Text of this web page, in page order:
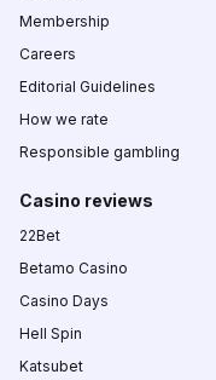
Membership
Careers
Editorial Guidelines
How we rate
Responsible gambling
Casino reviews
22Bet
Betamo Casino
Casino Days
Hell Spin
Katsubet